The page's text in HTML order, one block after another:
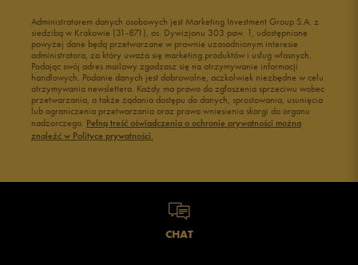
Administratorem danych osobowych jest Marketing Investment Group S.A. z
siedzibą w Krakowie (31-871), os. Dywizjonu 303 paw. 1, udostępnione
powyżej dane będą przetwarzane w prawnie uzasadnionym interesie
administratora, za który uważa się marketing produktów i usług własnych.
Podając swój adres mailowy zgadzasz się na otrzymywanie informacji
handlowych. Podanie danych jest dobrowolne, aczkolwiek niezbędne w celu
otrzymywania newslettera. Każdy ma prawo do zgłoszenia sprzeciwu wobec
przetwarzania, a także żądania dostępu do danych, sprostowania, usunięcia
lub ograniczenia przetwarzania oraz prawo wniesienia skargi do organu
nadzorczego. Pełną treść oświadczenia o ochronie prywatności można
znaleźć w Polityce prywatności.
CHAT